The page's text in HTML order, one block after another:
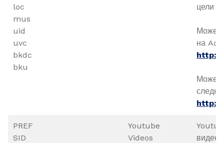
loc
mus
uid
uvc
bkdc
bku
цели в
на
http://
http://
PREF
SID
Youtube
Videos